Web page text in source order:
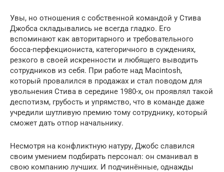
Увы, но отношения с собственной командой у Стива
Джобса складывались не всегда гладко. Его
вспоминают как авторитарного и требовательного
босса-перфекциониста, категоричного в суждениях,
резкого в своей искренности и любящего выводить
сотрудников из себя. При работе над Macintosh,
который провалился в продажах и стал поводом для
увольнения Стива в середине 1980-х, он проявлял такой
деспотизм, грубость и упрямство, что в команде даже
учредили шутливую премию тому сотруднику, который
сможет дать отпор начальнику.
Несмотря на конфликтную натуру, Джобс славился
своим умением подбирать персонал: он сманивал в
свою компанию лучших. И подчинённые, однажды